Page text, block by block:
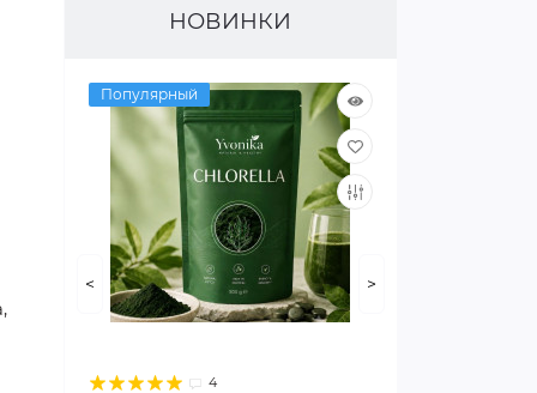
Как улучшить слух
Интересные факты о нашем
организме
Улучшаем зрение
Худеем правильно
Суставы и опорно-
НОВИНКИ
Популярный
4
< >